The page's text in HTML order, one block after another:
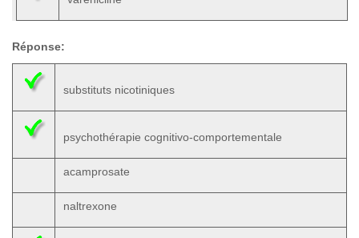
Réponse:
substituts nicotiniques
psychothérapie cognitivo-comportementale
acamprosate
naltrexone